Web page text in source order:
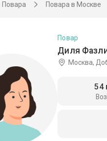
Повара Повара в Москве
Диля
Повар
Москва,
54